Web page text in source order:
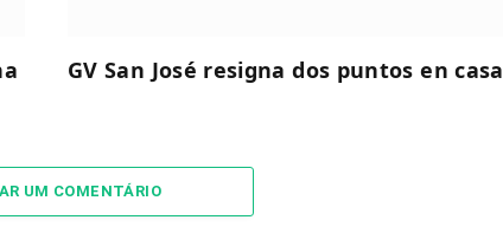
GV San José resigna dos puntos en casa
UM COMENTÁRIO